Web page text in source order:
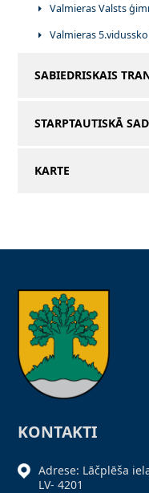
Valmieras Valsts
Valmieras
SABIEDRISKAIS
STARPTAUTISKĀ
KARTE
KONTAKTI
Adrese: Lāčplēša
LV- 4201